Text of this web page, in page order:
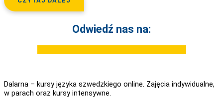
Odwiedź nas na:
Dalarna – kursy języka szwedzkiego online. Zajęcia indywidualne,
w parach oraz kursy intensywne.